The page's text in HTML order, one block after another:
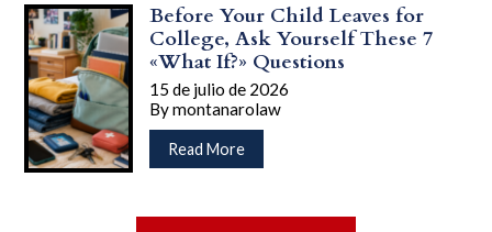
Many
Traffic
Tickets
Does
It
Take
Lose
Before Your Child Leaves for
College, Ask Yourself These 7
«What If?» Questions
15 de julio de 2026
Bymontanarolaw
Read Moreacerca
de
Your